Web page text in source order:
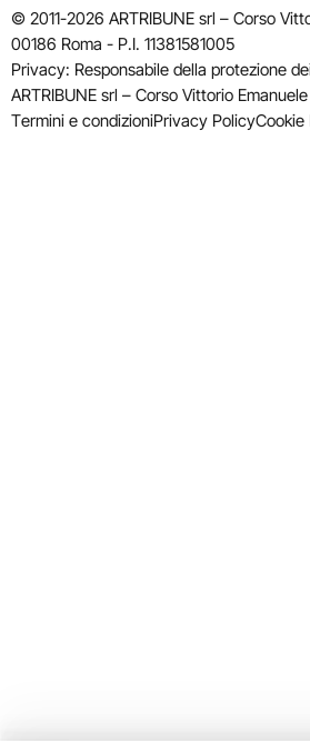
© 2011-2026 ARTRIBUNE srl – Corso
00186 Roma - P.I. 11381581005
Privacy: Responsabile della protezione
ARTRIBUNE srl – Corso Vittorio
Termini e condizioniPrivacy PolicyCookie